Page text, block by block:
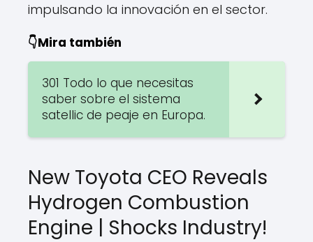
impulsando la innovación en el sector.
👇Mira también
301 Todo lo que necesitas
saber sobre el sistema
satellic de peaje en Europa.
New Toyota CEO Reveals
Hydrogen Combustion
Engine | Shocks Industry!